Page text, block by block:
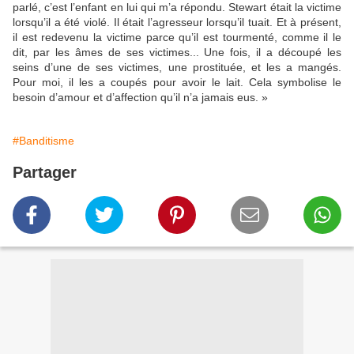
parlé, c’est l’enfant en lui qui m’a répondu. Stewart était la victime
lorsqu’il a été violé. Il était l’agresseur lorsqu’il tuait. Et à présent,
il est redevenu la victime parce qu’il est tourmenté, comme il le
dit, par les âmes de ses victimes... Une fois, il a découpé les
seins d’une de ses victimes, une prostituée, et les a mangés.
Pour moi, il les a coupés pour avoir le lait. Cela symbolise le
besoin d’amour et d’affection qu’il n’a jamais eus. »
#Banditisme
Partager